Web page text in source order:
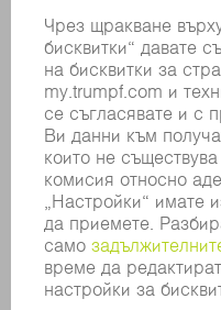
РАБОТНА
СКОРОСТ
(МАКС.)
НАПРЕЖЕНИЕ